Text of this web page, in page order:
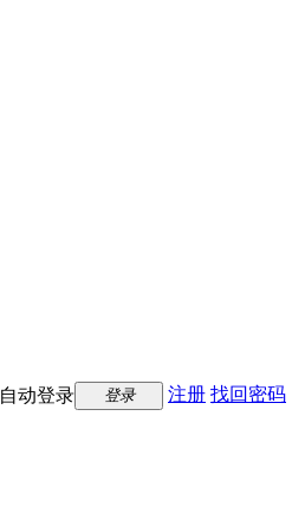
自动登录 登录 注册 找回密码